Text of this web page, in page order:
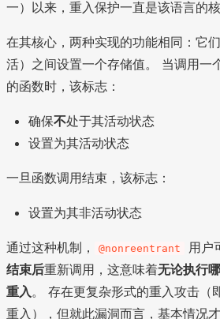
一）以来，重入保护一直是该语言的核
在其核心，两种实现的功能相同：它
活）之间设置一个存储值。 当调用一
的函数时，该标志：
确保不处于其活动状态
设置为其活动状态
一旦函数调用结束，该标志：
设置为其非活动状态
通过这种机制， @nonreentrant 用户
结束后重新调用，这意味着无论执行
重入 。 存在更复杂形式的重入攻击（
重入），但就此漏洞而言，基本情况才